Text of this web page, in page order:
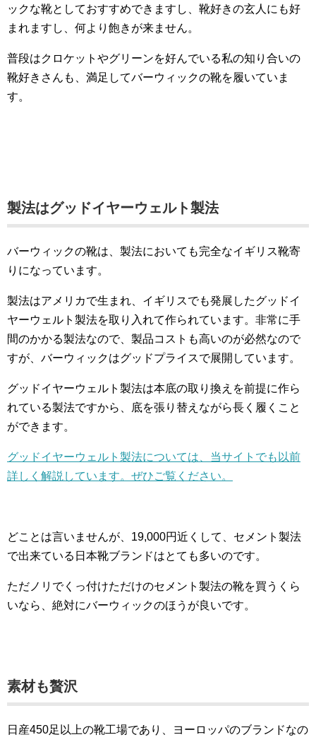
ックな靴としておすすめできますし、靴好きの玄人にも好
まれますし、何より飽きが来ません。
普段はクロケットやグリーンを好んでいる私の知り合いの
靴好きさんも、満足してバーウィックの靴を履いていま
す。
製法はグッドイヤーウェルト製法
バーウィックの靴は、製法においても完全なイギリス靴寄
りになっています。
製法はアメリカで生まれ、イギリスでも発展したグッドイ
ヤーウェルト製法を取り入れて作られています。非常に手
間のかかる製法なので、製品コストも高いのが必然なので
すが、バーウィックはグッドプライスで展開しています。
グッドイヤーウェルト製法は本底の取り換えを前提に作ら
れている製法ですから、底を張り替えながら長く履くこと
ができます。
グッドイヤーウェルト製法については、当サイトでも以前
詳しく解説しています。ぜひご覧ください。
どことは言いませんが、19,000円近くして、セメント製法
で出来ている日本靴ブランドはとても多いのです。
ただノリでくっ付けただけのセメント製法の靴を買うくら
いなら、絶対にバーウィックのほうが良いです。
素材も贅沢
日産450足以上の靴工場であり、ヨーロッパのブランドなの